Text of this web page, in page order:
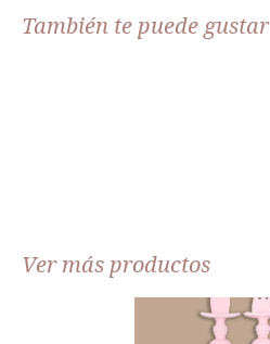
También te puede gustar
Ver más productos